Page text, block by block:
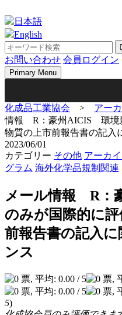
to
content
日本語
English
お問い合わせ 会員ログイン
Primary Menu
化成品工業協会 > アー
情報 R：豪州AICIS 環境
物質の上市前報告書の記入
2023/06/01
カテゴリー その他 アーカ
グラム 海外化学品規制関連
メール情報 R：
のみが国際的に
前報告書の記入
ンス
5)